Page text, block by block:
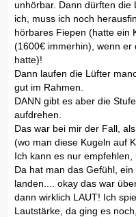
unhörbar. Dann dürften die
ich, muss ich noch
hörbares Fiepen (hatte ein
(1600€ immerhin), wenn er
hatte)!
Dann laufen die Lüfter
gut im Rahmen.
DANN gibt es aber die
aufdrehen.
Das war bei mir der Fall,
(wo man diese Kugeln auf
Ich kann es nur empfehlen,
Da hat man das Gefühl,
landen.... okay das war
dann wirklich LAUT! Ich
Lautstärke, da ging es